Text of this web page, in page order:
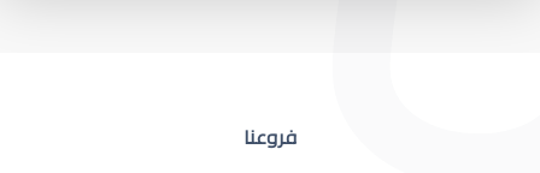
حجز موعد مستشفى العيون
فروعنا